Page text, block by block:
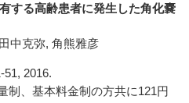
する高齢患者に発生した角化嚢
中克弥, 角熊雅彦
51, 2016.
制、基本料金制の方共に121円